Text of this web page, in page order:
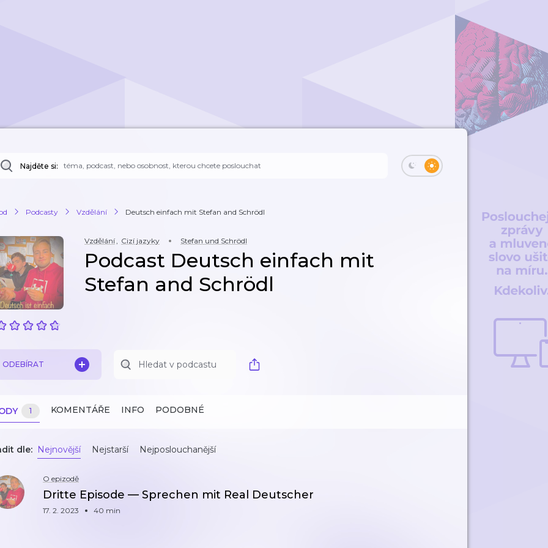
Najděte si:
Podcasty Vzdělání Deutsch einfach mit Stefan and Schrödl
Vzdělání, Cizí jazyky Stefan und Schrödl
Podcast Deutsch einfach mit
Stefan and Schrödl
ODEBÍRAT
1 KOMENTÁŘE INFO PODOBNÉ
dle: Nejnovější Nejstarší Nejposlouchanější
O epizodě
Dritte Episode — Sprechen mit Real Deutscher
17. 2. 2023 40 min